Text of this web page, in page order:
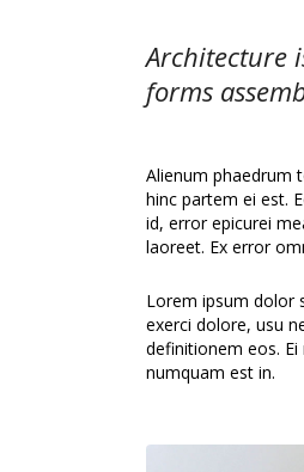
Architecture
forms
Alienum phaedrum
hinc partem ei est.
id, error epicurei
laoreet. Ex error
Lorem ipsum dolor
exerci dolore, usu
definitionem eos.
numquam est in.